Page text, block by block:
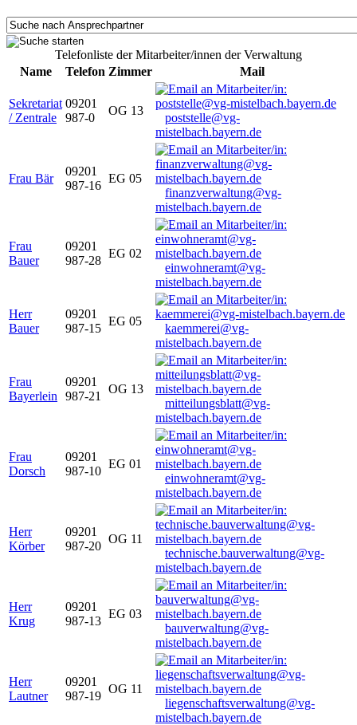
Telefonliste der Mitarbeiter/innen der Verwaltung
Name
Telefon Zimmer Mail
Sekretariat
/ Zentrale
09201
987-0
OG 13
poststelle@vg-
mistelbach.bayern.de
Frau Bär
09201
987-16
EG 05
finanzverwaltung@vg-
mistelbach.bayern.de
Frau
Bauer
09201
987-28
EG 02
einwohneramt@vg-
mistelbach.bayern.de
Herr
Bauer
09201
987-15
EG 05
kaemmerei@vg-
mistelbach.bayern.de
Frau
Bayerlein
09201
987-21
OG 13
mitteilungsblatt@vg-
mistelbach.bayern.de
Frau
Dorsch
09201
987-10
EG 01
einwohneramt@vg-
mistelbach.bayern.de
Herr
Körber
09201
987-20
OG 11
technische.bauverwaltung@vg-
mistelbach.bayern.de
Herr
Krug
09201
987-13
EG 03
bauverwaltung@vg-
mistelbach.bayern.de
Herr
Lautner
09201
987-19
OG 11
liegenschaftsverwaltung@vg-
mistelbach.bayern.de